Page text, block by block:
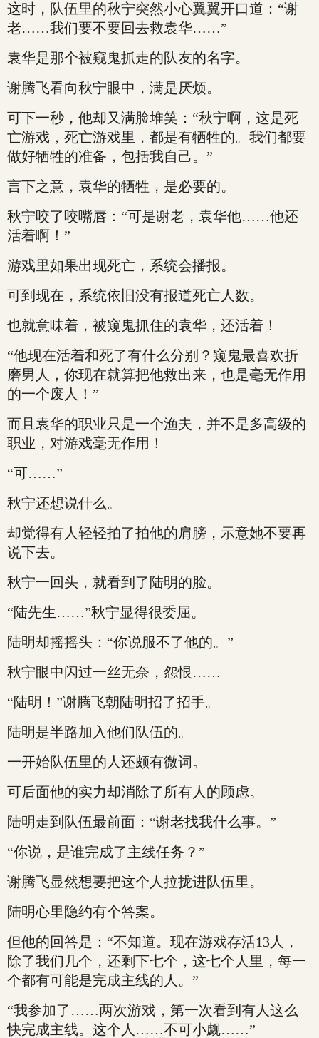
这时，队伍里的秋宁突然小心翼翼开口道：“谢
老……我们要不要回去救袁华……”
袁华是那个被窥鬼抓走的队友的名字。
谢腾飞看向秋宁眼中，满是厌烦。
可下一秒，他却又满脸堆笑：“秋宁啊，这是死
亡游戏，死亡游戏里，都是有牺牲的。我们都要
做好牺牲的准备，包括我自己。”
言下之意，袁华的牺牲，是必要的。
秋宁咬了咬嘴唇：“可是谢老，袁华他……他还
活着啊！”
游戏里如果出现死亡，系统会播报。
可到现在，系统依旧没有报道死亡人数。
也就意味着，被窥鬼抓住的袁华，还活着！
“他现在活着和死了有什么分别？窥鬼最喜欢折
磨男人，你现在就算把他救出来，也是毫无作用
的一个废人！”
而且袁华的职业只是一个渔夫，并不是多高级的
职业，对游戏毫无作用！
“可……”
秋宁还想说什么。
却觉得有人轻轻拍了拍他的肩膀，示意她不要再
说下去。
秋宁一回头，就看到了陆明的脸。
“陆先生……”秋宁显得很委屈。
陆明却摇摇头：“你说服不了他的。”
秋宁眼中闪过一丝无奈，怨恨……
“陆明！”谢腾飞朝陆明招了招手。
陆明是半路加入他们队伍的。
一开始队伍里的人还颇有微词。
可后面他的实力却消除了所有人的顾虑。
陆明走到队伍最前面：“谢老找我什么事。”
“你说，是谁完成了主线任务？”
谢腾飞显然想要把这个人拉拢进队伍里。
陆明心里隐约有个答案。
但他的回答是：“不知道。现在游戏存活13人，
除了我们几个，还剩下七个，这七个人里，每一
个都有可能是完成主线的人。”
“我参加了……两次游戏，第一次看到有人这么
快完成主线。这个人……不可小觑……”